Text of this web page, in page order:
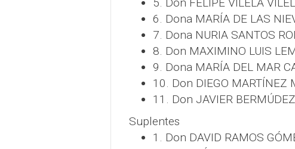
6. Dona MARÍA DE LAS
7. Dona NURIA SANTOS
8. Don MAXIMINO LUIS
9. Dona MARÍA DEL MAR
10. Don DIEGO MARTÍNEZ
11. Don JAVIER
Suplentes
1. Don DAVID RAMOS